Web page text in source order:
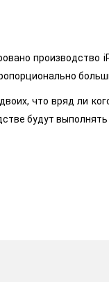
производство
что вряд ли
будут